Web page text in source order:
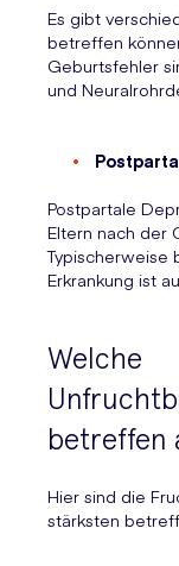
Es gibt
betreffen
Geburtsfehler
und
Postpartale
Eltern nach der
Typischerweise
Erkrankung ist
Welche
betreffen
Hier sind die
stärksten